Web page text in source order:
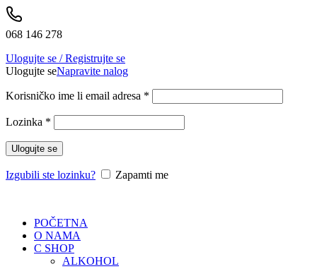
068 146 278
Ulogujte se / Registrujte se
Ulogujte seNapravite nalog
Korisničko ime li email adresa *
Lozinka *
Ulogujte se
Izgubili ste lozinku? Zapamti me
POČETNA
O NAMA
C SHOP
ALKOHOL